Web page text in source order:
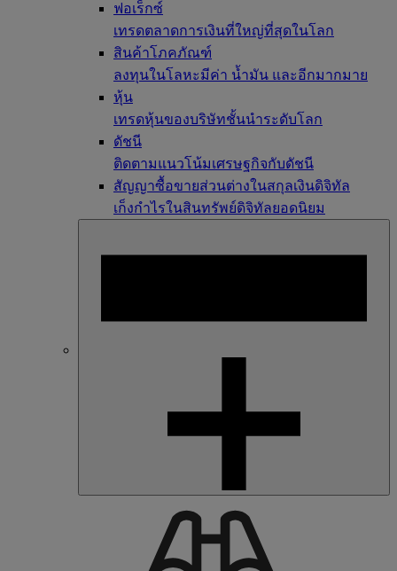
ฟอเร็กซ์
เทรดตลาดการเงินที่ใหญ่ที่สุดในโลก
สินค้าโภคภัณฑ์
ลงทุนในโลหะมีค่า น้ำมัน และอีกมากมาย
หุ้น
เทรดหุ้นของบริษัทชั้นนำระดับโลก
ดัชนี
ติดตามแนวโน้มเศรษฐกิจกับดัชนี
สัญญาซื้อขายส่วนต่างในสกุลเงินดิจิทัล
เก็งกำไรในสินทรัพย์ดิจิทัลยอดนิยม